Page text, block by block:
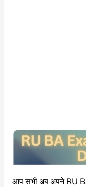
आप सभी अब अपने RU